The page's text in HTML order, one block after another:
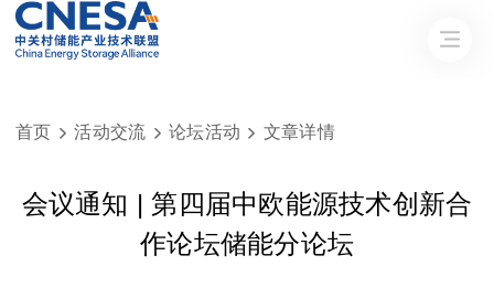
首页  活动交流  论坛活动  文章详情
会议通知 | 第四届中欧能源技术创新合
作论坛储能分论坛